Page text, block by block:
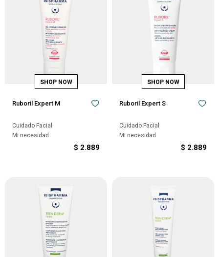
Ruboril Expert M
Cuidado Facial
Mi necesidad
$ 2.889
Ruboril Expert S
Cuidado Facial
Mi necesidad
$ 2.889